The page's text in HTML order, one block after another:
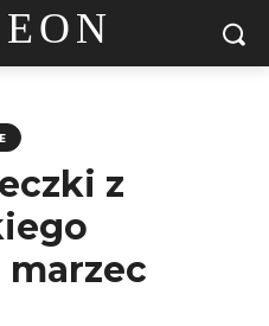
z
marzec